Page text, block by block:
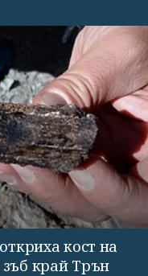
кост на
край Трън